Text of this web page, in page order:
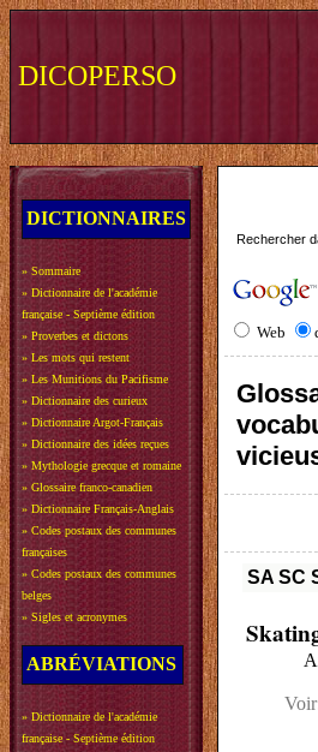
DICOPERSO
DICTIONNAIRES
» Sommaire
» Dictionnaire de l'académie
française - Septième édition
» Proverbes et dictons
» Les mots qui restent
» Les Munitions du Pacifisme
» Dictionnaire des curieux
» Dictionnaire Argot-Français
» Dictionnaire des idées reçues
» Mythologie grecque et romaine
» Glossaire franco-canadien
» Dictionnaire Français-Anglais
» Codes postaux des communes
françaises
» Codes postaux des communes
belges
» Sigles et acronymes
ABRÉVIATIONS
» Dictionnaire de l'académie
française - Septième édition
Rechercher
Web
SA SC